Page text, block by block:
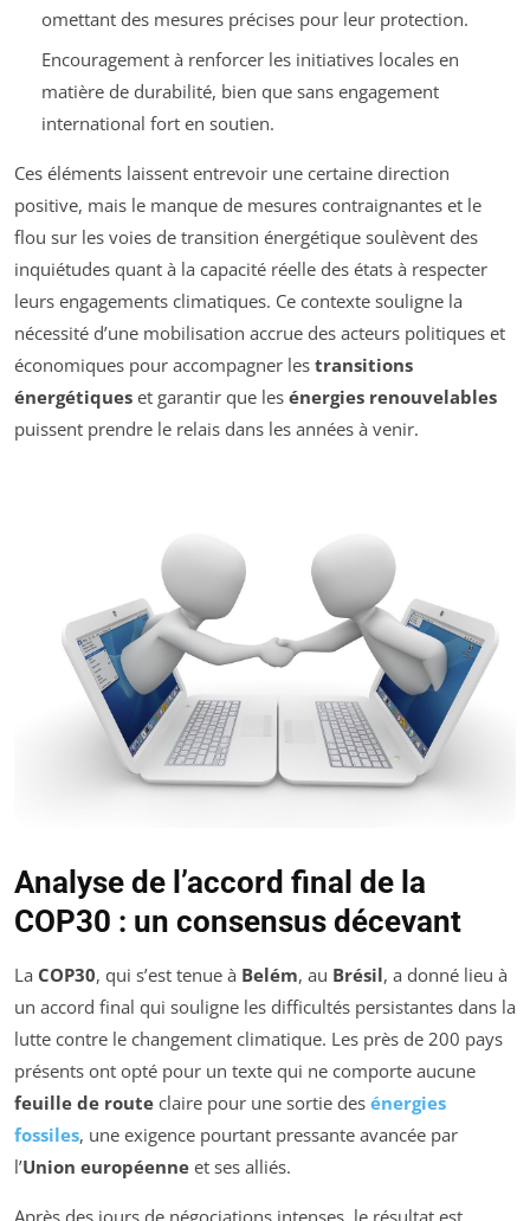
omettant des mesures précises pour leur protection.
Encouragement à renforcer les initiatives locales en
matière de durabilité, bien que sans engagement
international fort en soutien.
Ces éléments laissent entrevoir une certaine direction
positive, mais le manque de mesures contraignantes et le
flou sur les voies de transition énergétique soulèvent des
inquiétudes quant à la capacité réelle des états à respecter
leurs engagements climatiques. Ce contexte souligne la
nécessité d’une mobilisation accrue des acteurs politiques et
économiques pour accompagner les transitions
énergétiques et garantir que les énergies renouvelables
puissent prendre le relais dans les années à venir.
Analyse de l’accord final de la
COP30 : un consensus décevant
La COP30, qui s’est tenue à Belém, au Brésil, a donné lieu à
un accord final qui souligne les difficultés persistantes dans la
lutte contre le changement climatique. Les près de 200 pays
présents ont opté pour un texte qui ne comporte aucune
feuille de route claire pour une sortie des énergies
fossiles, une exigence pourtant pressante avancée par
l’Union européenne et ses alliés.
Après des jours de négociations intenses, le résultat est